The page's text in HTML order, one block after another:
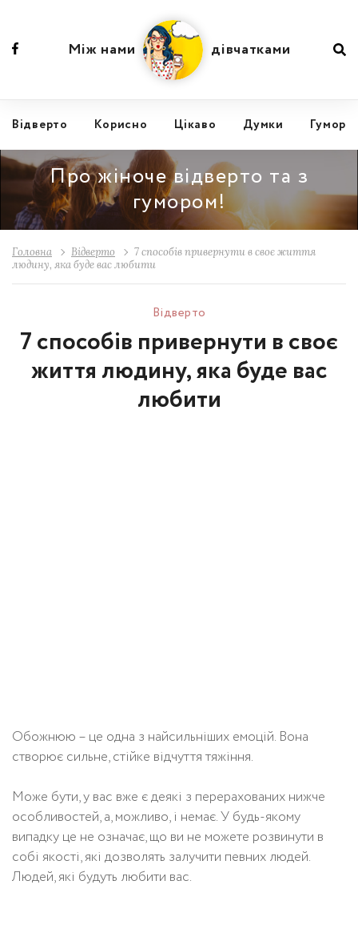
Відвертo Корисно Цікаво Думки Гумор
Між нами дівчатками
Про жіноче відверто та з
гумором!
Головна Відвертo
7 способів привернути в своє життя
людину, яка буде вас любити
Відвертo
7 способів привернути в своє
життя людину, яка буде вас
любити
Обожнюю – це одна з найсильніших емоцій. Вона
створює сильне, стійке відчуття тяжіння.
Може бути, у вас вже є деякі з перерахованих нижче
особливостей, а, можливо, і немає. У будь-якому
випадку це не означає, що ви не можете розвинути в
собі якості, які дозволять залучити певних людей.
Людей, які будуть любити вас.